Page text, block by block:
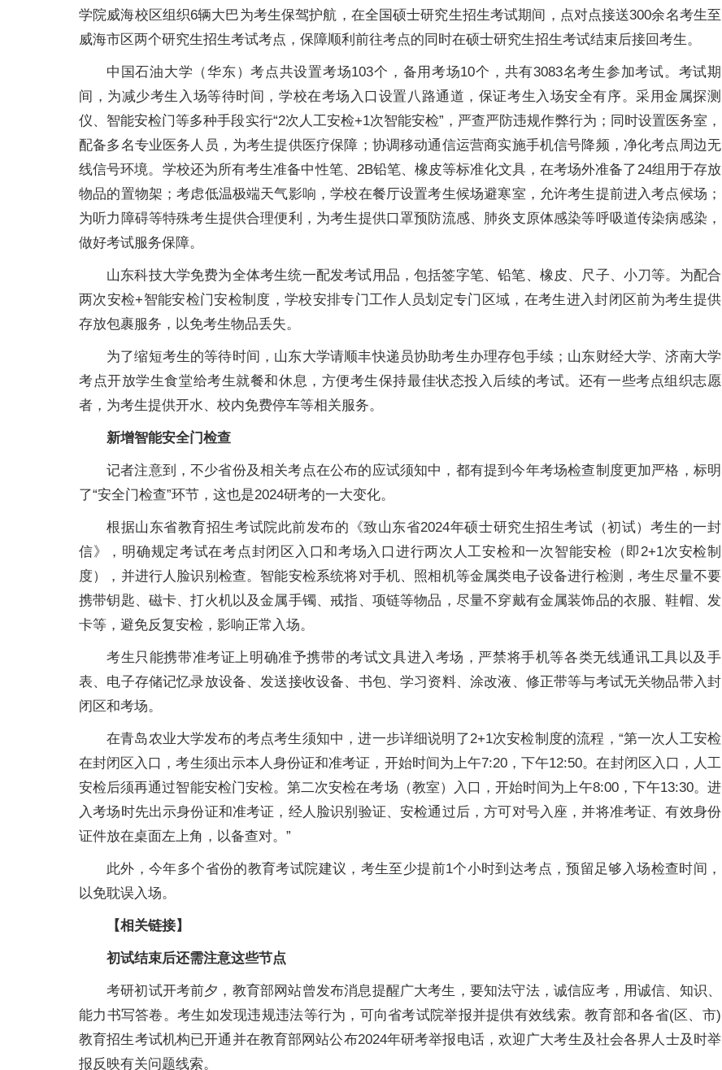
学院威海校区组织6辆大巴为考生保驾护航，在全国硕士研究生招生考试期间，点对点接送300余名考生至
威海市区两个研究生招生考试考点，保障顺利前往考点的同时在硕士研究生招生考试结束后接回考生。
中国石油大学（华东）考点共设置考场103个，备用考场10个，共有3083名考生参加考试。考试期
间，为减少考生入场等待时间，学校在考场入口设置八路通道，保证考生入场安全有序。采用金属探测
仪、智能安检门等多种手段实行“2次人工安检+1次智能安检”，严查严防违规作弊行为；同时设置医务室，
配备多名专业医务人员，为考生提供医疗保障；协调移动通信运营商实施手机信号降频，净化考点周边无
线信号环境。学校还为所有考生准备中性笔、2B铅笔、橡皮等标准化文具，在考场外准备了24组用于存放
物品的置物架；考虑低温极端天气影响，学校在餐厅设置考生候场避寒室，允许考生提前进入考点候场；
为听力障碍等特殊考生提供合理便利，为考生提供口罩预防流感、肺炎支原体感染等呼吸道传染病感染，
做好考试服务保障。
山东科技大学免费为全体考生统一配发考试用品，包括签字笔、铅笔、橡皮、尺子、小刀等。为配合
两次安检+智能安检门安检制度，学校安排专门工作人员划定专门区域，在考生进入封闭区前为考生提供
存放包裹服务，以免考生物品丢失。
为了缩短考生的等待时间，山东大学请顺丰快递员协助考生办理存包手续；山东财经大学、济南大学
考点开放学生食堂给考生就餐和休息，方便考生保持最佳状态投入后续的考试。还有一些考点组织志愿
者，为考生提供开水、校内免费停车等相关服务。
新增智能安全门检查
记者注意到，不少省份及相关考点在公布的应试须知中，都有提到今年考场检查制度更加严格，标明
了“安全门检查”环节，这也是2024研考的一大变化。
根据山东省教育招生考试院此前发布的《致山东省2024年硕士研究生招生考试（初试）考生的一封
信》，明确规定考试在考点封闭区入口和考场入口进行两次人工安检和一次智能安检（即2+1次安检制
度），并进行人脸识别检查。智能安检系统将对手机、照相机等金属类电子设备进行检测，考生尽量不要
携带钥匙、磁卡、打火机以及金属手镯、戒指、项链等物品，尽量不穿戴有金属装饰品的衣服、鞋帽、发
卡等，避免反复安检，影响正常入场。
考生只能携带准考证上明确准予携带的考试文具进入考场，严禁将手机等各类无线通讯工具以及手
表、电子存储记忆录放设备、发送接收设备、书包、学习资料、涂改液、修正带等与考试无关物品带入封
闭区和考场。
在青岛农业大学发布的考点考生须知中，进一步详细说明了2+1次安检制度的流程，“第一次人工安检
在封闭区入口，考生须出示本人身份证和准考证，开始时间为上午7:20，下午12:50。在封闭区入口，人工
安检后须再通过智能安检门安检。第二次安检在考场（教室）入口，开始时间为上午8:00，下午13:30。进
入考场时先出示身份证和准考证，经人脸识别验证、安检通过后，方可对号入座，并将准考证、有效身份
证件放在桌面左上角，以备查对。”
此外，今年多个省份的教育考试院建议，考生至少提前1个小时到达考点，预留足够入场检查时间，
以免耽误入场。
【相关链接】
初试结束后还需注意这些节点
考研初试开考前夕，教育部网站曾发布消息提醒广大考生，要知法守法，诚信应考，用诚信、知识、
能力书写答卷。考生如发现违规违法等行为，可向省考试院举报并提供有效线索。教育部和各省(区、市)
教育招生考试机构已开通并在教育部网站公布2024年研考举报电话，欢迎广大考生及社会各界人士及时举
报反映有关问题线索。